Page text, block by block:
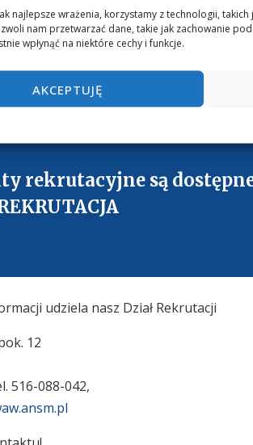
najlepsze wrażenia, korzystamy z technologii,
nam przetwarzać dane, takie jak zachowanie
wpłynąć na niektóre cechy i funkcje.
AKCEPTUJĘ
indywidualnych programów
sprawnością intelektualną w
wykładowców z wieloletnią praktyką
umiejętności to najważniejsze zalety
rekrutacyjne są
udziela nasz Dział Rekrutacji
12
516-088-042,